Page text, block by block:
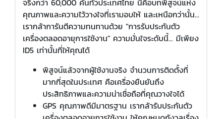
คุณภาพและความไว้วางใจที่เรามอบให้ และเหนือกว่านั้น...
เรากล้าการันตีความทนทานด้วย "การรับประกันตัว
เครื่องตลอดอายุการใช้งาน" ความมั่นใจระดับนี้... มีเพียง
ID5 เท่านั้นที่ให้คุณได้
พิสูจน์แล้วจากผู้ใช้งานจริง จำนวนการติดตั้งที่
มากที่สุดในประเทศ คือเครื่องยืนยันถึง
ประสิทธิภาพและความน่าเชื่อถือที่คุณวางใจได้
GPS คุณภาพดีมีมาตรฐาน เรากล้ารับประกันตัว